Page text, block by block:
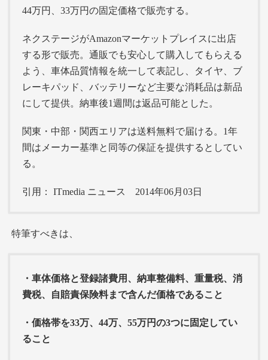
44万円、33万円の固定価格で販売する。
ネクステージがAmazonマーケットプレイスに出店
する形で販売。通販でも安心して購入してもらえる
よう、車体品質情報を統一して表記し、タイヤ、ブ
レーキパッド、バッテリーなど主要な消耗品は新品
にして提供。納車後1週間は返品可能とした。
関東・中部・関西エリアは送料無料で届ける。1年
間はメーカー基準と同等の保証を提供するとしてい
る。
引用： ITmedia ニュース 2014年06月03日
特筆すべきは、
・車体価格と登録諸費用、納車整備料、重量税、消
費税、自賠責保険料まで含んだ価格であること
・価格帯を33万、44万、55万円の3つに固定してい
ること